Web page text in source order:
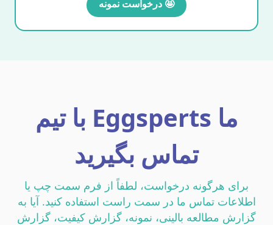
درخواست نمونه 🤩
با تیم Eggsperts ما
تماس بگیرید
برای هرگونه درخواست، لطفاً از فرم سمت چپ یا
اطلاعات تماس ما در سمت راست استفاده کنید. آیا به
گزارش مطالعه بالینی، نمونه، گزارش کیفیت، گزارش